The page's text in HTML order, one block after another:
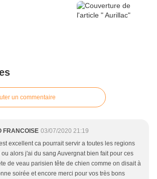
un commentaire
FRANCOISE 03/07/2020 21:19
excellent ca pourrait servir a toutes les regions
alors j'ai du sang Auvergnat bien fait pour ces
de veau parisien tête de chien comme on disait à
soirée et encore merci pour vos très bons